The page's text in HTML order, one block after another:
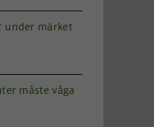
under märket
måste våga